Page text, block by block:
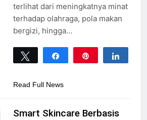
terlihat dari meningkatnya minat
terhadap olahraga, pola makan
bergizi, hingga…
Tweet Share
Read Full News
Smart Skincare Berbasis